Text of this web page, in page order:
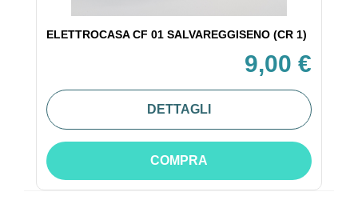
ELETTROCASA CF 01 SALVAREGGISENO (CR 1)
9,00 €
DETTAGLI
COMPRA